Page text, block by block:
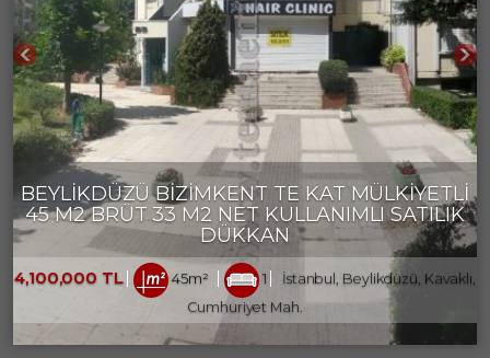
BEYLİKDÜZÜ BİZİMKENT TE KAT MÜLKİYETLİ
45 M2 BRÜT 33 M2 NET KULLANIMLI SATILIK
DÜKKAN
4,100,000 TL 45m² 1
İstanbul, Beylikdüzü, Kavaklı,
Cumhuriyet Mah.